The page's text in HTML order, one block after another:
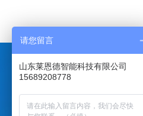
首页 / 产品中心
请您留言
山东莱恩德智能科技有限公司
15689208778